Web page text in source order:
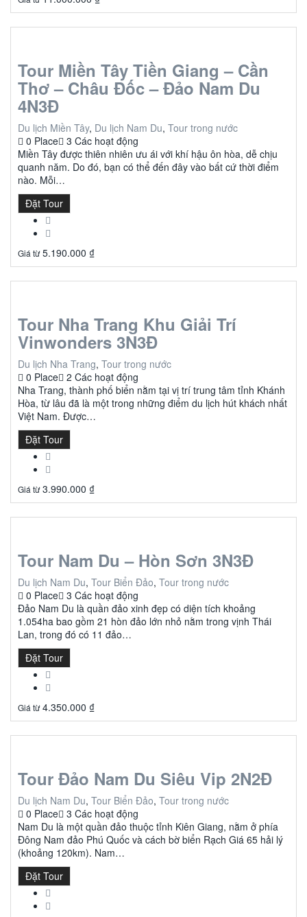
Tour Miền Tây Tiền Giang – Cần
Thơ – Châu Đốc – Đảo Nam Du
4N3Đ
Du lịch Miền Tây, Du lịch Nam Du, Tour trong nước
0 Place 3 Các hoạt động
Miền Tây được thiên nhiên ưu ái với khí hậu ôn hòa, dễ chịu
quanh năm. Do đó, bạn có thể đến đây vào bất cứ thời điểm
nào. Mỗi…
Đặt Tour
Giá từ 5.190.000 ₫
Tour Nha Trang Khu Giải Trí
Vinwonders 3N3Đ
Du lịch Nha Trang, Tour trong nước
0 Place 2 Các hoạt động
Nha Trang, thành phố biển nằm tại vị trí trung tâm tỉnh Khánh
Hòa, từ lâu đã là một trong những điểm du lịch hút khách nhất
Việt Nam. Được…
Đặt Tour
Giá từ 3.990.000 ₫
Tour Nam Du – Hòn Sơn 3N3Đ
Du lịch Nam Du, Tour Biển Đảo, Tour trong nước
0 Place 3 Các hoạt động
Đảo Nam Du là quần đảo xinh đẹp có diện tích khoảng
1.054ha bao gồm 21 hòn đảo lớn nhỏ nằm trong vịnh Thái
Lan, trong đó có 11 đảo…
Đặt Tour
Giá từ 4.350.000 ₫
Tour Đảo Nam Du Siêu Vip 2N2Đ
Du lịch Nam Du, Tour Biển Đảo, Tour trong nước
0 Place 3 Các hoạt động
Nam Du là một quần đảo thuộc tỉnh Kiên Giang, nằm ở phía
Đông Nam đảo Phú Quốc và cách bờ biển Rạch Giá 65 hải lý
(khoảng 120km). Nam…
Đặt Tour